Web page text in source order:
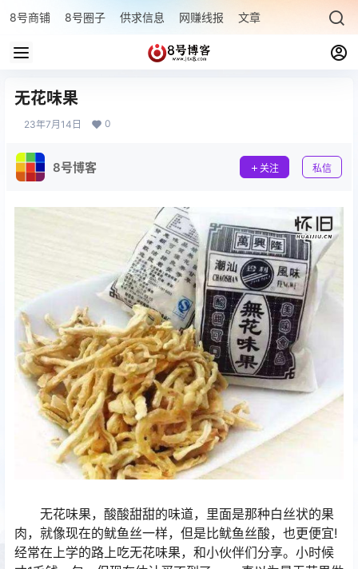
8号商铺 8号圈子 供求信息 网赚线报 文章专题 最新文章
无花味果
23年7月14日 0
8号博客 关注 私信
无花味果，酸酸甜甜的味道，里面是那种白丝状的果
肉，就像现在的鱿鱼丝一样，但是比鱿鱼丝酸，也更便宜!
经常在上学的路上吃无花味果，和小伙伴们分享。小时候